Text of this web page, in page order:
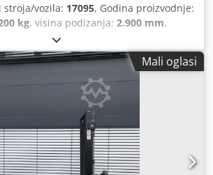
stroja/vozila: 17095, Godina proizvodnje:
kg, visina podizanja: 2.900 mm,
, vrsta goriva:
, građevinska visina:1.970 mm, napon
vilica:1.150 mm, ukupna masa:665
broj: OBWNR-000081 Podaci o bateriji:
Dbofx Abwja
Mali oglasi